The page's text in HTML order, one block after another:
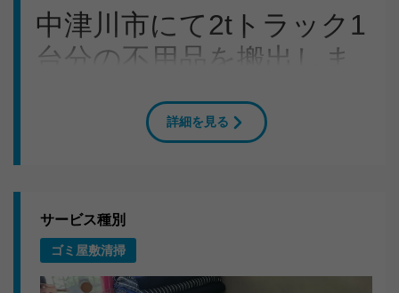
中津川市にて2tトラック1
台分の不用品を搬出しま
岐阜県中津川市のU様よりご依頼をいただき、勉強机・
搬出作業のこだわり
共用部分の養生を徹底し、近隣へのご迷惑にならないよ
う配慮。分別も現場で行い、リサイクル可能なものは適
詳細を見る
サービス種別
ゴミ屋敷清掃